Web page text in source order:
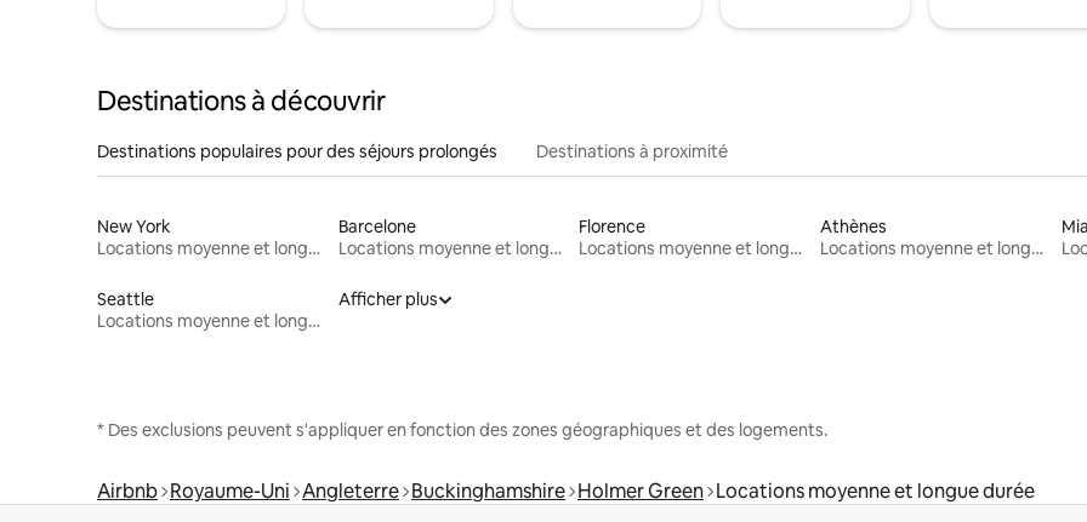
Destinations à découvrir
Destinations populaires pour des séjours prolongés Destinations à proximité
New York
Locations moyenne et longue durée
Barcelone
Locations moyenne et longue durée
Florence
Locations moyenne et longue durée
Athènes
Locations moyenne et longue durée
Seattle
Locations moyenne et longue durée
Afficher plus
* Des exclusions peuvent s'appliquer en fonction des zones géographiques et des logements.
Airbnb Royaume-Uni Angleterre Buckinghamshire Holmer Green Locations moyenne et longue durée